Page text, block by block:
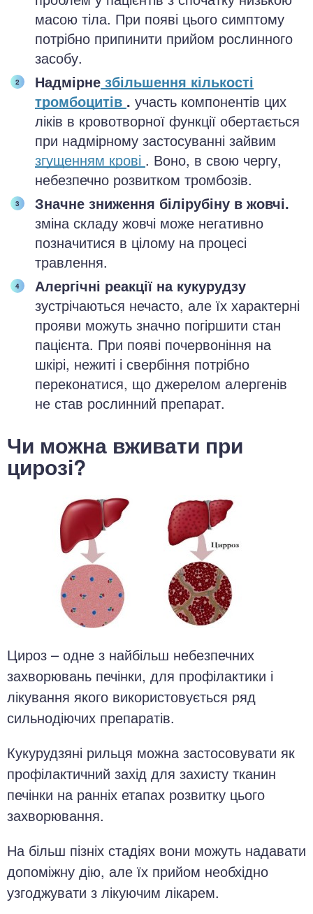
масою тіла. При появі цього симптому
потрібно припинити прийом рослинного
засобу.
Надмірне збільшення кількості
тромбоцитів . участь компонентів цих
ліків в кровотворної функції обертається
при надмірному застосуванні зайвим
згущенням крові . Воно, в свою чергу,
небезпечно розвитком тромбозів.
Значне зниження білірубіну в жовчі.
зміна складу жовчі може негативно
позначитися в цілому на процесі
травлення.
Алергічні реакції на кукурудзу
зустрічаються нечасто, але їх характерні
прояви можуть значно погіршити стан
пацієнта. При появі почервоніння на
шкірі, нежиті і свербіння потрібно
переконатися, що джерелом алергенів
не став рослинний препарат.
Чи можна вживати при
цирозі?
Цироз – одне з найбільш небезпечних
захворювань печінки, для профілактики і
лікування якого використовується ряд
сильнодіючих препаратів.
Кукурудзяні рильця можна застосовувати як
профілактичний захід для захисту тканин
печінки на ранніх етапах розвитку цього
захворювання.
На більш пізніх стадіях вони можуть надавати
допоміжну дію, але їх прийом необхідно
узгоджувати з лікуючим лікарем.